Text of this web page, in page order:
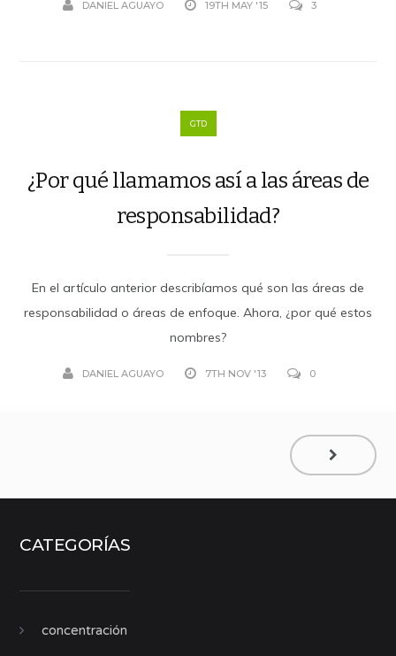
DANIEL AGUAYO 19TH MAY '15 3
GTD
¿Por qué llamamos así a las áreas de
responsabilidad?
En el artículo anterior describíamos qué son las áreas de
responsabilidad o áreas de enfoque. Ahora, ¿por qué estos
nombres?
DANIEL AGUAYO 7TH NOV '13 0
CATEGORÍAS
concentración